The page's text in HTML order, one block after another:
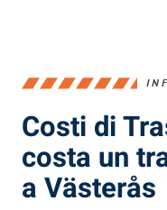
Costi di
costa un
a Västerås